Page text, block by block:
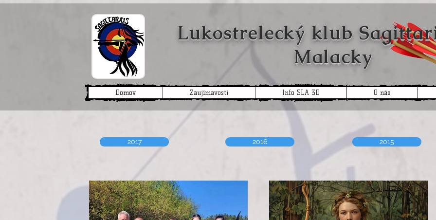
Lukostrelecký klub
Malacky
Domov Zaujímavosti Info SLA 3D O nás
2017 2016 2015